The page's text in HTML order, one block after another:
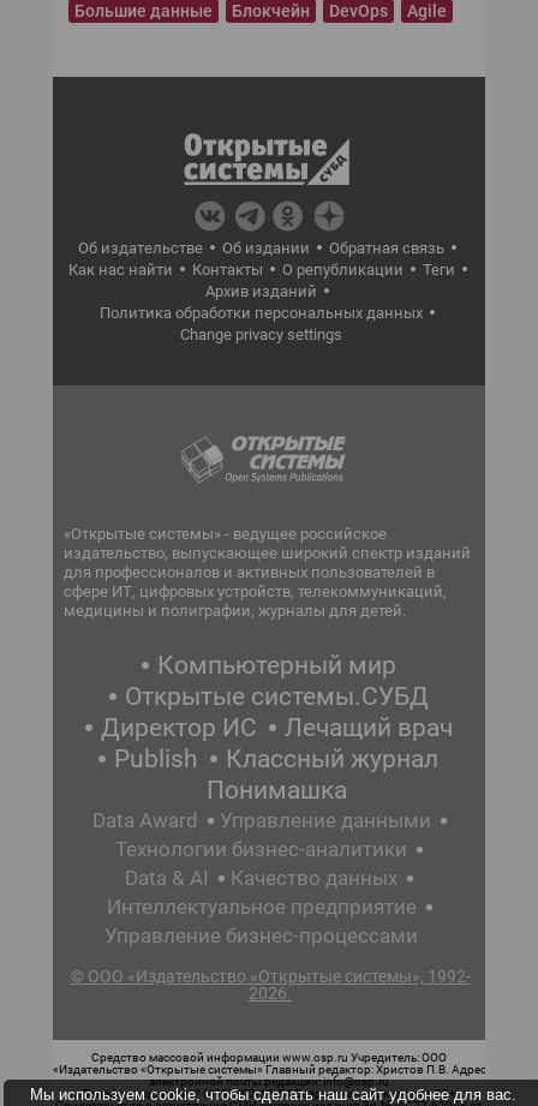
Большие данные
Блокчейн DevOps Agile
Об издательстве Об издании
Обратная связь
Как нас найти
Контакты О републикации
Теги
Архив изданий
Политика обработки персональных данных
Change privacy settings
«Открытые системы» - ведущее российское
издательство, выпускающее широкий спектр изданий
для профессионалов и активных пользователей в
сфере ИТ, цифровых устройств, телекоммуникаций,
медицины и полиграфии, журналы для детей.
Компьютерный мир
Открытые системы.СУБД
Директор ИС
Лечащий врач
Publish
Классный журнал
Понимашка
Data Award
Управление данными
Технологии бизнес-аналитики
Data & AI
Качество данных
Интеллектуальное предприятие
Управление бизнес-процессами
© ООО «Издательство «Открытые системы», 1992-
2026.
Средство массовой информации www.osp.ru Учредитель: ООО
«Издательство «Открытые системы» Главный редактор: Христов П.В. Адрес
электронной почты редакции: info@osp.ru
Телефон редакции: 7 (499) 703-18-54 Возрастная маркировка: 12+
Мы используем cookie, чтобы сделать наш сайт удобнее для вас.